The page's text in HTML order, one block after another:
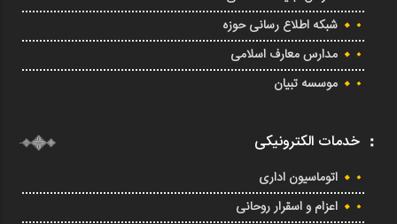
شبکه اطلاع رسانی حوزه
مدارس معارف اسلامی
موسسه تبیان
خدمات الکترونیکی
اتوماسیون اداری
اعزام و اسقرار روحانی